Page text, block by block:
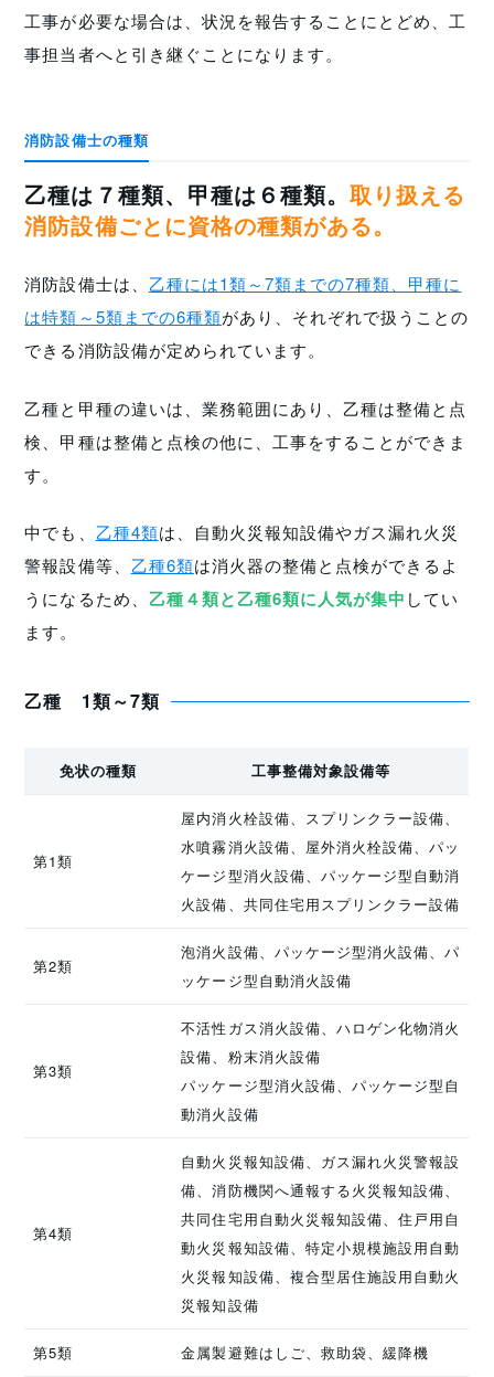
工事が必要な場合は、状況を報告することにとどめ、工
事担当者へと引き継ぐことになります。
消防設備士の種類
乙種は７種類、甲種は６種類。 取り扱える
消防設備ごとに資格の種類がある。
消防設備士は、 乙種には1類～7類までの7種類、甲種に
は特類～5類までの6種類があり、それぞれで扱うことの
できる消防設備が定められています。
乙種と甲種の違いは、業務範囲にあり、乙種は整備と点
検、甲種は整備と点検の他に、工事をすることができま
す。
中でも、 乙種4類は、自動火災報知設備やガス漏れ火災
警報設備等、 乙種6類は消火器の整備と点検ができるよ
うになるため、 乙種４類と乙種6類に人気が集中 してい
ます。
乙種 1類～7類
免状の種類 工事整備対象設備等
第1類
屋内消火栓設備、スプリンクラー設備、
水噴霧消火設備、屋外消火栓設備、パッ
ケージ型消火設備、パッケージ型自動消
火設備、共同住宅用スプリンクラー設備
第2類
泡消火設備、パッケージ型消火設備、パ
ッケージ型自動消火設備
第3類
不活性ガス消火設備、ハロゲン化物消火
設備、粉末消火設備
パッケージ型消火設備、パッケージ型自
動消火設備
第4類
自動火災報知設備、ガス漏れ火災警報設
備、消防機関へ通報する火災報知設備、
共同住宅用自動火災報知設備、住戸用自
動火災報知設備、特定小規模施設用自動
火災報知設備、複合型居住施設用自動火
災報知設備
第5類 金属製避難はしご、救助袋、緩降機